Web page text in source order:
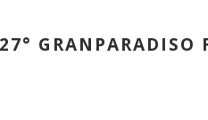
GRANPARADISO